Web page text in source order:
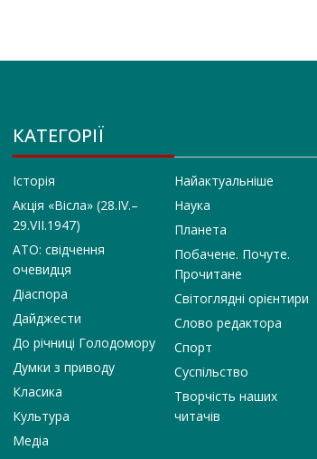
КАТЕГОРІЇ
Історія
Акція «Вісла» (28.IV.–
29.VII.1947)
АТО: свідчення
очевидця
Діаспора
Дайджести
До річниці Голодомору
Думки з приводу
Класика
Культура
Медіа
Найактуальніше
Наука
Планета
Побачене. Почуте.
Прочитане
Світоглядні орієнтири
Слово редактора
Спорт
Суспільство
Творчість наших
читачів